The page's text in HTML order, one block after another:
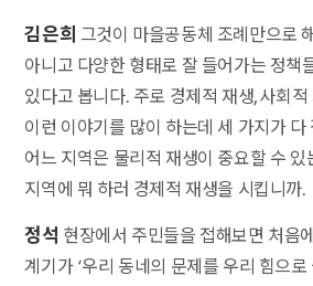
김은희 그것이 마을공동체 조례만으로
아니고 다양한 형태로 잘 들어가는 정책
있다고 봅니다. 주로 경제적 재생, 사회적
이런 이야기를 많이 하는데 세 가지가 다
어느 지역은 물리적 재생이 중요할 수 있
지역에 뭐 하러 경제적 재생을 시킵니까.
정석 현장에서 주민들을 접해보면 처음
계기가 ‘우리 동네의 문제를 우리 힘으로